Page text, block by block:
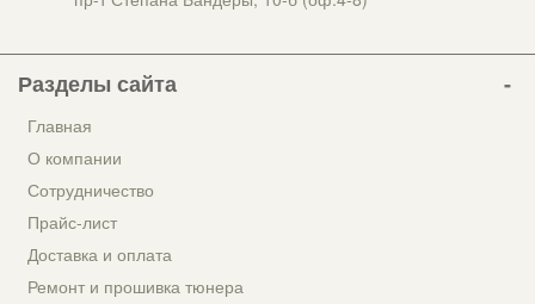
Разделы сайта
Главная
О компании
Сотрудничество
Прайс-лист
Доставка и оплата
Ремонт и прошивка тюнера